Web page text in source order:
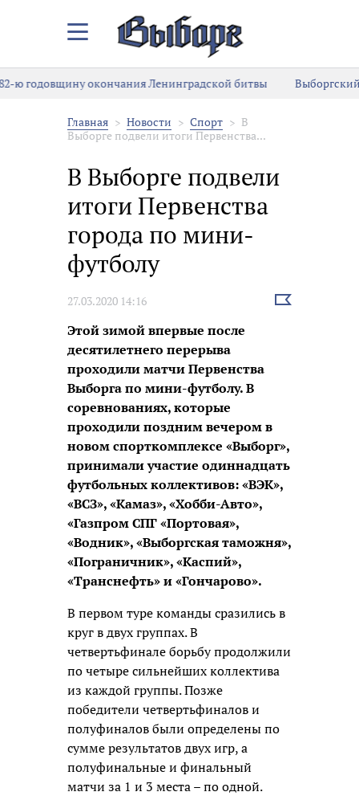
Закрыть/
меню
окончания Ленинградской битвы
Выборгский
Главная Новости Спорт
В
Выборге подвели итоги Первенства...
В Выборге подвели
итоги Первенства
города по мини-
футболу
27.03.2020 14:16
Выбрать
Этой зимой впервые после
десятилетнего перерыва
проходили матчи Первенства
Выборга по мини-футболу. В
соревнованиях, которые
проходили поздним вечером в
новом спорткомплексе «Выборг»,
принимали участие одиннадцать
футбольных коллективов: «ВЭК»,
«ВСЗ», «Камаз», «Хобби-Авто»,
«Газпром СПГ «Портовая»,
«Водник», «Выборгская таможня»,
«Пограничник», «Каспий»,
«Транснефть» и «Гончарово».
В первом туре команды сразились в
круг в двух группах. В
четвертьфинале борьбу продолжили
по четыре сильнейших коллектива
из каждой группы. Позже
победители четвертьфиналов и
полуфиналов были определены по
сумме результатов двух игр, а
полуфинальные и финальный
матчи за 1 и 3 места – по одной.